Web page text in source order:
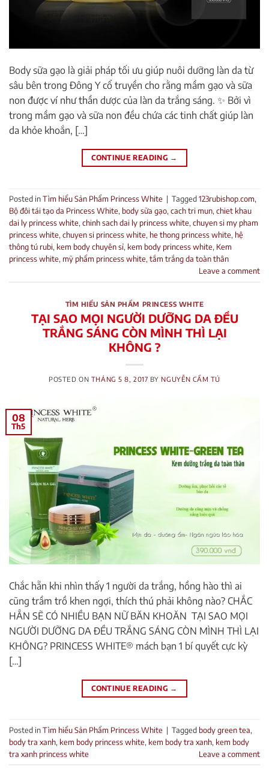
Body sữa gạo là giải pháp tối ưu giúp nuôi dưỡng làn da từ
sâu bên trong Đông Y cổ truyền cho rằng mầm gạo và sữa
non được ví như thần dược của làn da trắng sáng. ✨ Bởi vì
trong mầm gạo và sữa non đều chứa các tinh chất giúp làn
da khỏe khoắn, […]
CONTINUE READING →
Posted inTìm hiểu Sản Phẩm Princess White | Tagged123rubishop.com,
Bộ đôi tái tạo da Princess White, body sữa gạo,cach tri mun,chiet khau
dai ly princess white,chinh sach dai ly princess white,chuyen si my pham
princess white,chuyen si princess white, he thong princess white, hệ
thông tú rubi, kem body chuyên sỉ, kem body princess white, Kem
princess white, mỹ phẩm princess white,tắm trắng da toàn thân
Leave a comment
TÌM HIỂU SẢN PHẨM PRINCESS WHITE
TẠI SAO MỌI NGƯỜI DƯỠNG DA ĐỀU
TRẮNG SÁNG CÒN MÌNH THÌ LẠI
KHÔNG ?
POSTED ON THÁNG 5 8, 2017 BY NGUYỄN CẨM TÚ
08
Th5
Chắc hẵn khi nhìn thấy 1 người da trắng, hồng hào thì ai
cũng trầm trồ khen ngợi, thích thú phải không nào? CHẮC
HẲN SẼ CÓ NHIỀU BẠN NỮ BĂN KHOĂN TẠI SAO MỌI
NGƯỜI DƯỠNG DA ĐỀU TRẮNG SÁNG CÒN MÌNH THÌ LẠI
KHÔNG? PRINCESS WHITE® mách bạn 1 bí quyết cực kỳ
[…]
CONTINUE READING →
Posted inTìm hiểu Sản Phẩm Princess White | Tagged body green tea,
body tra xanh, kem body princess white, kem body tra xanh, kem body
tra xanh princess white
Leave a comment